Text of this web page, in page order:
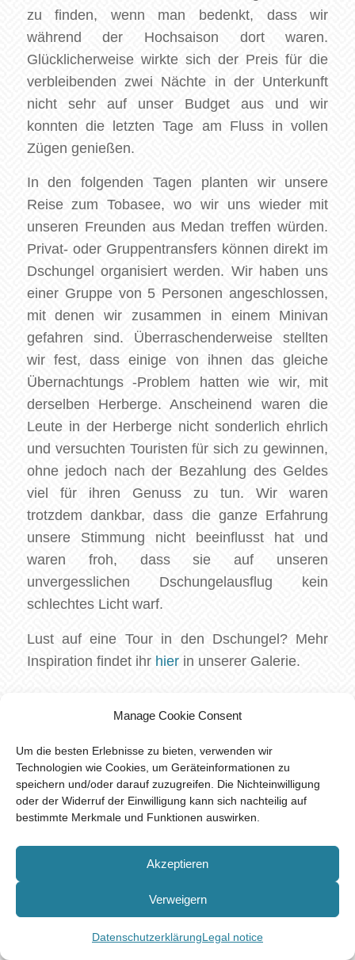
Manage Cookie Consent
Um die besten Erlebnisse zu bieten, verwenden wir
Technologien wie Cookies, um Geräteinformationen zu
speichern und/oder darauf zuzugreifen. Die Nichteinwilligung
oder der Widerruf der Einwilligung kann sich nachteilig auf
bestimmte Merkmale und Funktionen auswirken.
Akzeptieren
Verweigern
DatenschutzerklärungLegal notice
zu finden, wenn man bedenkt, dass wir
während der Hochsaison dort waren.
Glücklicherweise wirkte sich der Preis für die
verbleibenden zwei Nächte in der Unterkunft
nicht sehr auf unser Budget aus und wir
konnten die letzten Tage am Fluss in vollen
Zügen genießen.
In den folgenden Tagen planten wir unsere
Reise zum Tobasee, wo wir uns wieder mit
unseren Freunden aus Medan treffen würden.
Privat- oder Gruppentransfers können direkt im
Dschungel organisiert werden. Wir haben uns
einer Gruppe von 5 Personen angeschlossen,
mit denen wir zusammen in einem Minivan
gefahren sind. Überraschenderweise stellten
wir fest, dass einige von ihnen das gleiche
Übernachtungs -Problem hatten wie wir, mit
derselben Herberge. Anscheinend waren die
Leute in der Herberge nicht sonderlich ehrlich
und versuchten Touristen für sich zu gewinnen,
ohne jedoch nach der Bezahlung des Geldes
viel für ihren Genuss zu tun. Wir waren
trotzdem dankbar, dass die ganze Erfahrung
unsere Stimmung nicht beeinflusst hat und
waren froh, dass sie auf unseren
unvergesslichen Dschungelausflug kein
schlechtes Licht warf.
Lust auf eine Tour in den Dschungel? Mehr
Inspiration findet ihr hierin unserer Galerie.
Eintrag teilen